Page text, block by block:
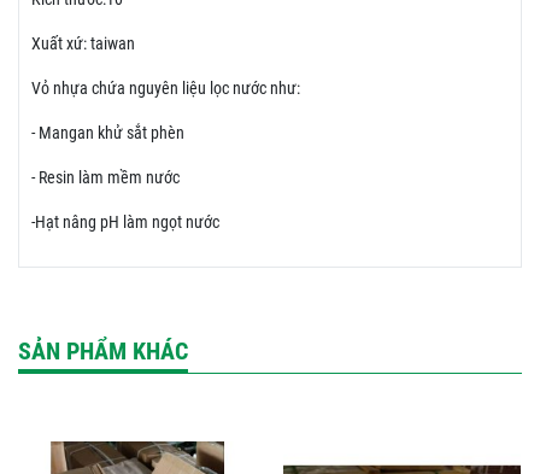
Xuất xứ: taiwan
Vỏ nhựa chứa nguyên liệu lọc nước như:
- Mangan khử sắt phèn
- Resin làm mềm nước
-Hạt nâng pH làm ngọt nước
SẢN PHẨM KHÁC